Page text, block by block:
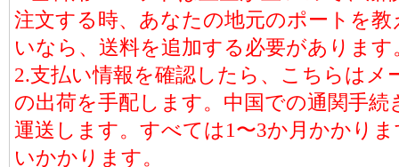
注文する時、あなたの地元のポートを
いなら、送料を追加する必要があります
2.支払い情報を確認したら、こちらはメ
の出荷を手配します。中国での通関手
運送します。すべては1〜3か月かかり
いかかります。